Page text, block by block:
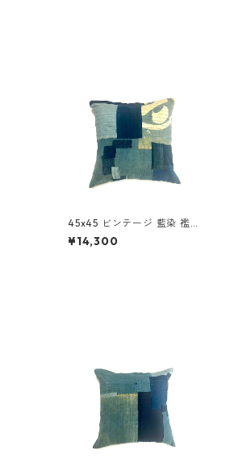
45x45 ビンテージ 藍染 襤褸
アップサイクル パッチワー
ク クッションカバー ボロ 襤
¥14,300